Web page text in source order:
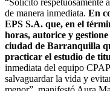
“Solicito respetuosamente
de manera inmediata. En
EPS S.A. que, en el
horas, autorice y
ciudad de Barranquilla
practicar el estudio de
inmediata del equipo
salvaguardar la vida y